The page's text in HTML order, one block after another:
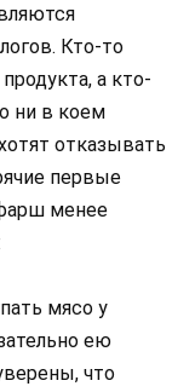
Кто-то
а кто-
ни в коем
отказывать
первые
менее
мясо у
ею
что